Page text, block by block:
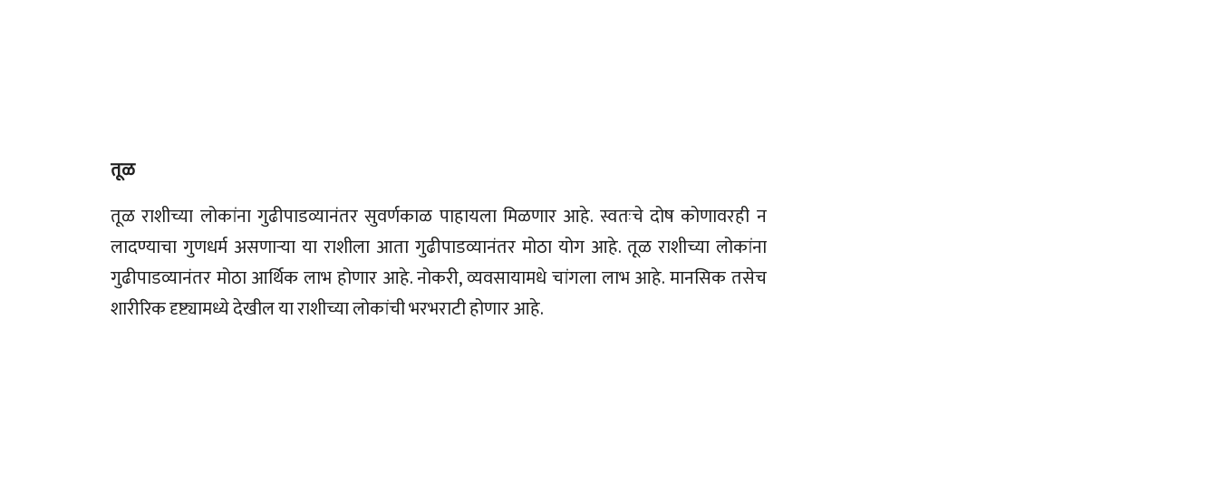
तूळ
तूळ राशीच्या लोकांना गुढीपाडव्यानंतर सुवर्णकाळ पाहायला मिळणार आहे. स्वतःचे दोष कोणावरही न
लादण्याचा गुणधर्म असणाऱ्या या राशीला आता गुढीपाडव्यानंतर मोठा योग आहे. तूळ राशीच्या लोकांना
गुढीपाडव्यानंतर मोठा आर्थिक लाभ होणार आहे. नोकरी, व्यवसायामधे चांगला लाभ आहे. मानसिक तसेच
शारीरिक दृष्ट्यामध्ये देखील या राशीच्या लोकांची भरभराटी होणार आहे.